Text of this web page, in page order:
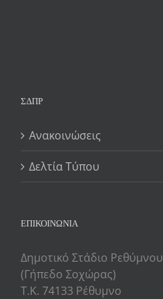
ΣΔΠΡ
Ανακοινώσεις
Δελτία Τύπου
ΕΠΙΚΟΙΝΩΝΙΑ
Δημοτικό Στάδιο Ρεθύμνου
(Γήπεδο Σοχώρας)
Τ.Κ. 74133 Ρέθυμνο